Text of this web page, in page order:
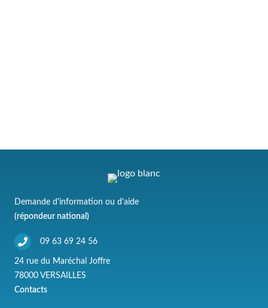
Demande d'information ou d'aide
(répondeur national)
09 63 69 24 56
24 rue du Maréchal Joffre
78000 VERSAILLES
Contacts